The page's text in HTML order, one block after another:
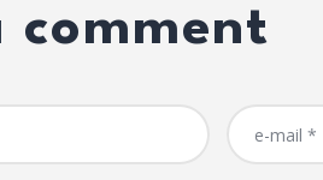
comment